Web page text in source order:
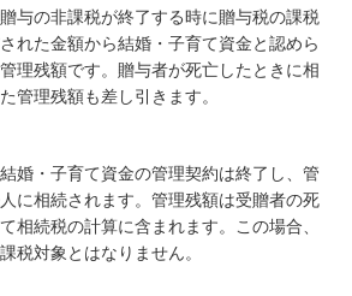
与の非課税が終了する時に贈与税の課税
れた金額から結婚・子育て資金と認めら
理残額です。贈与者が死亡したときに相
管理残額も差し引きます。
婚・子育て資金の管理契約は終了し、管
に相続されます。管理残額は受贈者の死
相続税の計算に含まれます。この場合、
税対象とはなりません。